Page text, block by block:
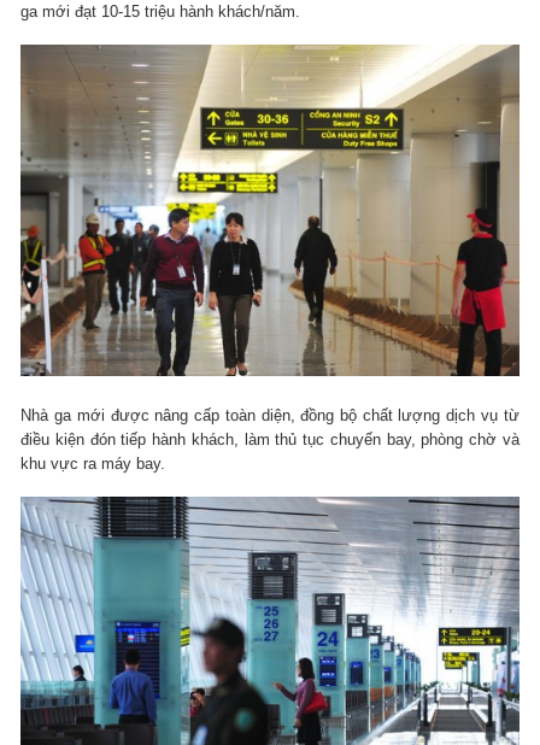
ga mới đạt 10-15 triệu hành khách/năm.
Nhà ga mới được nâng cấp toàn diện, đồng bộ chất lượng dịch vụ từ
điều kiện đón tiếp hành khách, làm thủ tục chuyến bay, phòng chờ và
khu vực ra máy bay.